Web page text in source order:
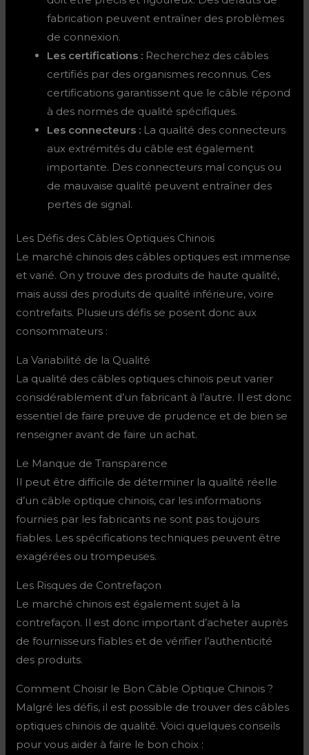
fabrication peuvent entraîner des problèmes
de connexion.
Les certifications : Recherchez des câbles
certifiés par des organismes reconnus. Ces
certifications garantissent que le câble répond
à des normes de qualité spécifiques.
Les connecteurs : La qualité des connecteurs
aux extrémités du câble est également
importante. Des connecteurs mal conçus ou
de mauvaise qualité peuvent entraîner des
pertes de signal.
Les Défis des Câbles Optiques Chinois
Le marché chinois des câbles optiques est immense
et varié. On y trouve des produits de haute qualité,
mais aussi des produits de qualité inférieure, voire
contrefaits. Plusieurs défis se posent donc aux
consommateurs :
La Variabilité de la Qualité
La qualité des câbles optiques chinois peut varier
considérablement d’un fabricant à l’autre. Il est donc
essentiel de faire preuve de prudence et de bien se
renseigner avant de faire un achat.
Le Manque de Transparence
Il peut être difficile de déterminer la qualité réelle
d’un câble optique chinois, car les informations
fournies par les fabricants ne sont pas toujours
fiables. Les spécifications techniques peuvent être
exagérées ou trompeuses.
Les Risques de Contrefaçon
Le marché chinois est également sujet à la
contrefaçon. Il est donc important d’acheter auprès
de fournisseurs fiables et de vérifier l’authenticité
des produits.
Comment Choisir le Bon Câble Optique Chinois ?
Malgré les défis, il est possible de trouver des câbles
optiques chinois de qualité. Voici quelques conseils
pour vous aider à faire le bon choix :